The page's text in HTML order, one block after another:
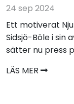
24 sep 2024
Ett motiverat
Sidsjö-Böle i sin
sätter nu press
LÄS MER